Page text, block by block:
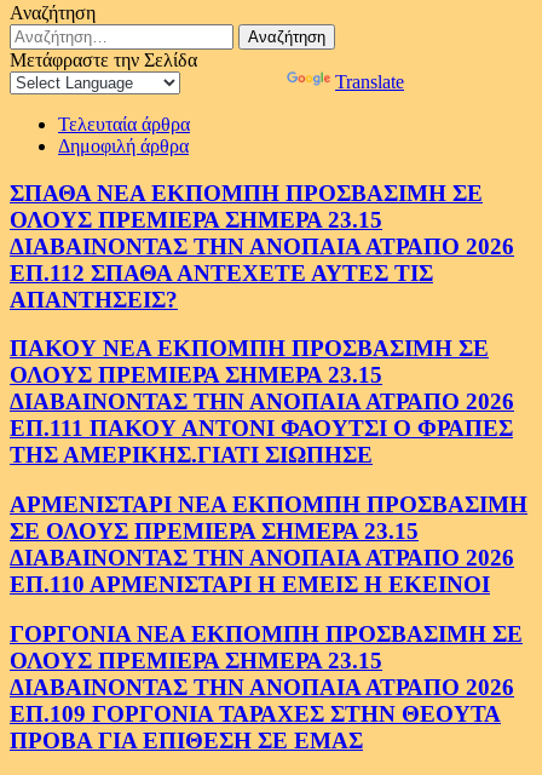
Αναζήτηση
Αναζήτηση
για:
Μετάφραστε την Σελίδα
Translate
Τελευταία άρθρα
Δημοφιλή άρθρα
ΣΠΑΘΑ ΝΕΑ ΕΚΠΟΜΠΗ ΠΡΟΣΒΑΣΙΜΗ ΣΕ
ΟΛΟΥΣ ΠΡΕΜΙΕΡΑ ΣΗΜΕΡΑ 23.15
ΔΙΑΒΑΙΝΟΝΤΑΣ ΤΗΝ ΑΝΟΠΑΙΑ ΑΤΡΑΠΟ 2026
ΕΠ.112 ΣΠΑΘΑ ΑΝΤΕΧΕΤΕ ΑΥΤΕΣ ΤΙΣ
ΑΠΑΝΤΗΣΕΙΣ?
ΠΑΚΟΥ ΝΕΑ ΕΚΠΟΜΠΗ ΠΡΟΣΒΑΣΙΜΗ ΣΕ
ΟΛΟΥΣ ΠΡΕΜΙΕΡΑ ΣΗΜΕΡΑ 23.15
ΔΙΑΒΑΙΝΟΝΤΑΣ ΤΗΝ ΑΝΟΠΑΙΑ ΑΤΡΑΠΟ 2026
ΕΠ.111 ΠΑΚΟΥ ΑΝΤΟΝΙ ΦΑΟΥΤΣΙ Ο ΦΡΑΠΕΣ
ΤΗΣ ΑΜΕΡΙΚΗΣ.ΓΙΑΤΙ ΣΙΩΠΗΣΕ
ΑΡΜΕΝΙΣΤΑΡΙ ΝΕΑ ΕΚΠΟΜΠΗ ΠΡΟΣΒΑΣΙΜΗ
ΣΕ ΟΛΟΥΣ ΠΡΕΜΙΕΡΑ ΣΗΜΕΡΑ 23.15
ΔΙΑΒΑΙΝΟΝΤΑΣ ΤΗΝ ΑΝΟΠΑΙΑ ΑΤΡΑΠΟ 2026
ΕΠ.110 ΑΡΜΕΝΙΣΤΑΡΙ Η ΕΜΕΙΣ Η ΕΚΕΙΝΟΙ
ΓΟΡΓΟΝΙΑ ΝΕΑ ΕΚΠΟΜΠΗ ΠΡΟΣΒΑΣΙΜΗ ΣΕ
ΟΛΟΥΣ ΠΡΕΜΙΕΡΑ ΣΗΜΕΡΑ 23.15
ΔΙΑΒΑΙΝΟΝΤΑΣ ΤΗΝ ΑΝΟΠΑΙΑ ΑΤΡΑΠΟ 2026
ΕΠ.109 ΓΟΡΓΟΝΙΑ ΤΑΡΑΧΕΣ ΣΤΗΝ ΘΕΟΥΤΑ
ΠΡΟΒΑ ΓΙΑ ΕΠΙΘΕΣΗ ΣΕ ΕΜΑΣ